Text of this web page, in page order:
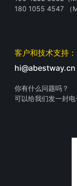
180 1055 4547 （
客户和技术支持：
hi@abestway.cn
你有什么问题吗？
可以给我们发一封电